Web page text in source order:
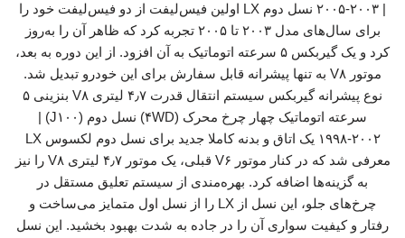
| ۲۰۰۳-۲۰۰۵ نسل دوم LX اولین فیس‌لیفت از دو فیس‌لیفت خود را
برای سال‌های مدل ۲۰۰۳ تا ۲۰۰۵ تجربه کرد که ظاهر آن را به‌روز
کرد و یک گیربکس ۵ سرعته اتوماتیک به آن افزود. از این دوره به بعد،
موتور V۸ به تنها پیشرانه قابل سفارش برای این خودرو تبدیل شد.
نوع پیشرانه گیربکس سیستم انتقال قدرت ۴٫۷ لیتری V۸ بنزینی ۵
سرعته اتوماتیک چهار چرخ محرک (۴WD) نسل دوم (J۱۰۰) |
۱۹۹۸-۲۰۰۲ یک اتاق و بدنه کاملا جدید برای نسل دوم لکسوس LX
معرفی شد که در کنار موتور V۶ قبلی، یک موتور ۴٫۷ لیتری V۸ را نیز
به گزینه‌ها اضافه کرد. بهره‌مندی از سیستم تعلیق مستقل در
چرخ‌های جلو، این نسل از LX را از نسل اول متمایز می‌ساخت و
رفتار و کیفیت سواری آن را در جاده به شدت بهبود بخشید. این نسل